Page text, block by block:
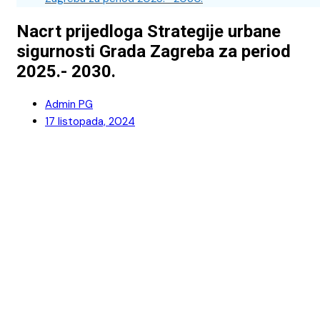
Nacrt prijedloga Strategije urbane
sigurnosti Grada Zagreba za period
2025.- 2030.
Admin PG
17 listopada, 2024